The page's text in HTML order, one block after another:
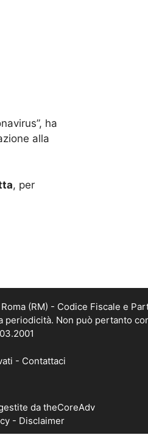
ha
alla
(RM) - Codice Fiscale e
Non può pertanto
- Contattaci
da theCoreAdv
-Disclaimer